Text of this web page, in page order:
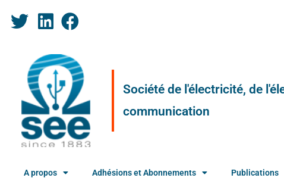
Société de l'électricité, de
communication
A propos Adhésions et Abonnements Publications